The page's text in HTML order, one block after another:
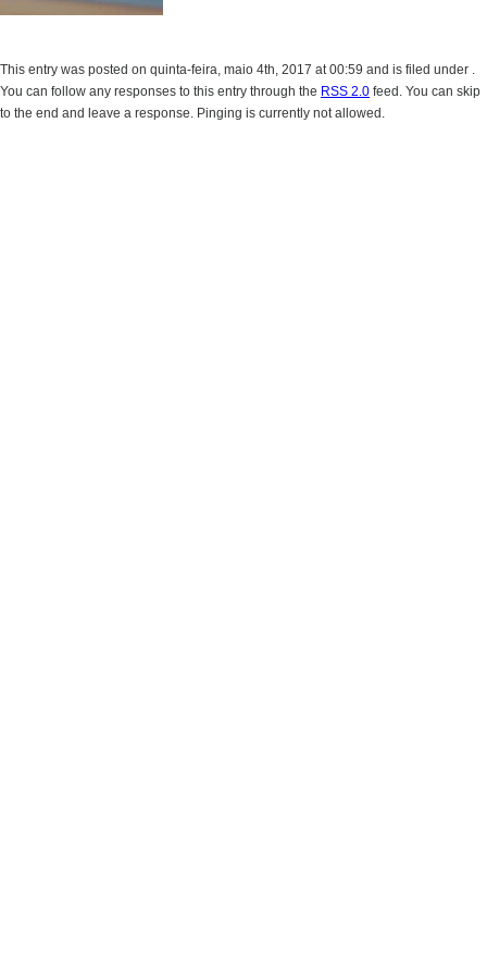
This entry was posted on quinta-feira, maio 4th, 2017 at 00:59 and is filed under .
You can follow any responses to this entry through the RSS 2.0 feed. You can skip
to the end and leave a response. Pinging is currently not allowed.